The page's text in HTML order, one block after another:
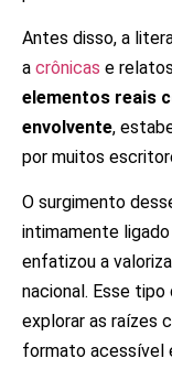
Antes disso, a
a crônicas e
elementos reais
envolvente,
por muitos
O surgimento
intimamente
enfatizou a
nacional. Esse
explorar as raízes
formato acessível